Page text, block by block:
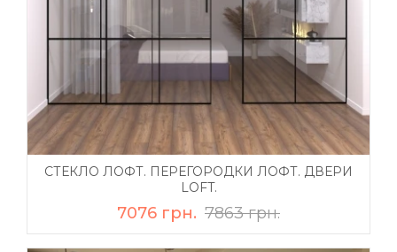
СТЕКЛО ЛОФТ. ПЕРЕГОРОДКИ ЛОФТ. ДВЕРИ
LOFT.
7076 грн. 7863 грн.